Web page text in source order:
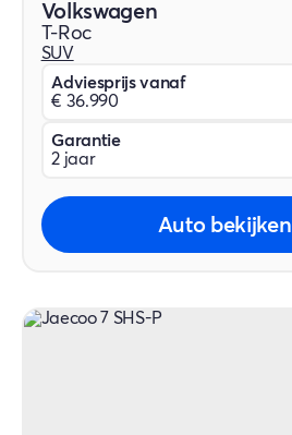
Volkswagen
T-Roc
SUV
Adviesprijs vanaf
€ 36.990
Garantie
2 jaar
Auto bekijken